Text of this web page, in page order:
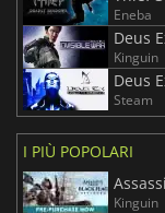
Eneba
Deus
Kinguin
Deus
Steam
I PIÙ POPOLARI
Kinguin